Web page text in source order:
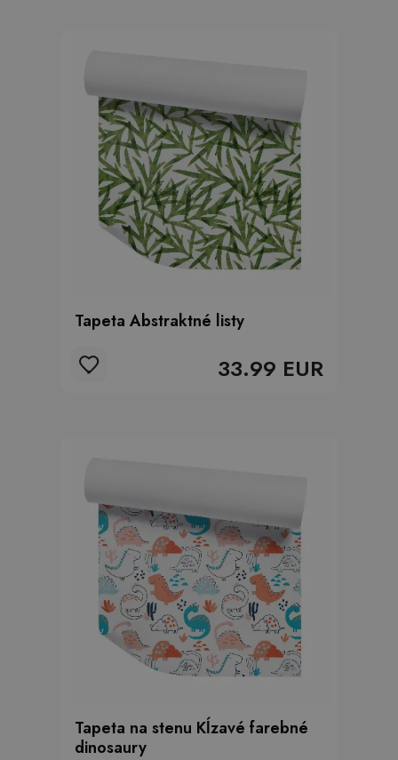
Tapeta Abstraktné listy
33.99 EUR
Tapeta na stenu Kĺzavé farebné
dinosaury